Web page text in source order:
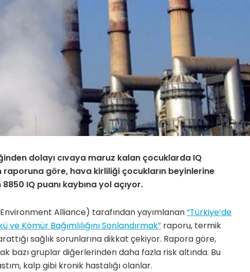
dolayı cıvaya maruz kalan çocuklarda IQ
raporuna göre, hava kirliliği çocukların beyinlerine
IQ puanı kaybına yol açıyor.
Alliance) tarafından yayımlanan“Türkiye’de
ve Kömür Bağımlılığını Sonlandırmak” raporu, termik
sağlık sorunlarına dikkat çekiyor. Rapora göre,
bazı gruplar diğerlerinden daha fazla risk altında. Bu
kalp gibi kronik hastalığı olanlar.